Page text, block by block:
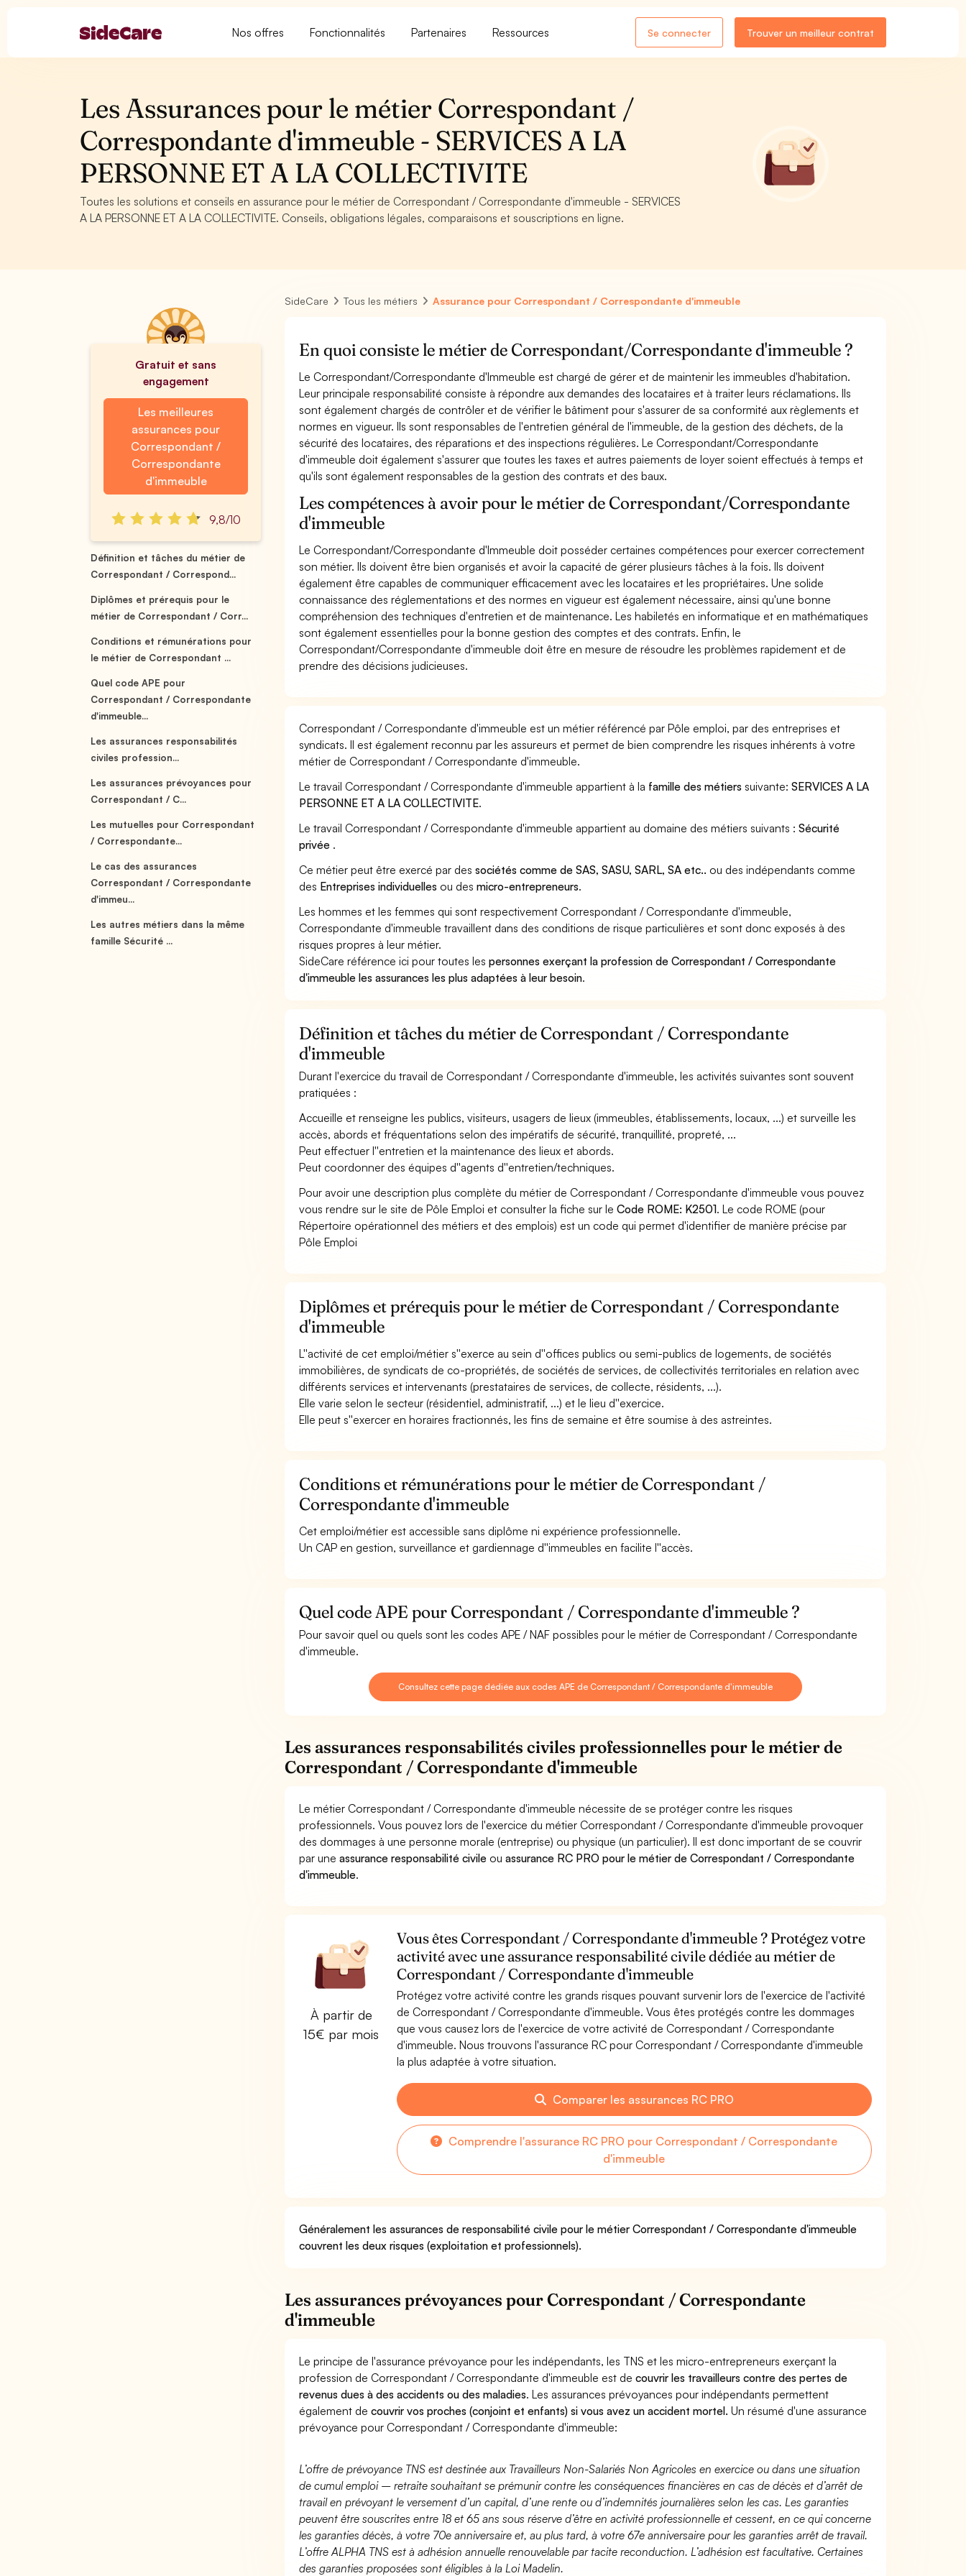
Nos offres Fonctionnalités Partenaires Ressources Se connecter Trouver un meilleur contrat
Les Assurances pour le métier Correspondant /
Correspondante d'immeuble - SERVICES A LA
PERSONNE ET A LA COLLECTIVITE
Toutes les solutions et conseils en assurance pour le métier de Correspondant / Correspondante d'immeuble - SERVICES
A LA PERSONNE ET A LA COLLECTIVITE. Conseils, obligations légales, comparaisons et souscriptions en ligne.
Gratuit et sans
engagement
Les meilleures
assurances pour
Correspondant /
Correspondante
d'immeuble
9,8/10
Définition et tâches du métier de
Correspondant / Correspond...
Diplômes et prérequis pour le
métier de Correspondant / Corr...
Conditions et rémunérations pour
le métier de Correspondant ...
Quel code APE pour
Correspondant / Correspondante
d'immeuble...
Les assurances responsabilités
civiles profession...
Les assurances prévoyances pour
Correspondant / C...
Les mutuelles pour Correspondant
/ Correspondante...
Le cas des assurances
Correspondant / Correspondante
d'immeu...
Les autres métiers dans la même
famille Sécurité ...
SideCare Tous les métiers Assurance pour Correspondant / Correspondante d'immeuble
En quoi consiste le métier de Correspondant/Correspondante d'immeuble ?
Le Correspondant/Correspondante d'Immeuble est chargé de gérer et de maintenir les immeubles d'habitation.
Leur principale responsabilité consiste à répondre aux demandes des locataires et à traiter leurs réclamations. Ils
sont également chargés de contrôler et de vérifier le bâtiment pour s'assurer de sa conformité aux règlements et
normes en vigueur. Ils sont responsables de l'entretien général de l'immeuble, de la gestion des déchets, de la
sécurité des locataires, des réparations et des inspections régulières. Le Correspondant/Correspondante
d'immeuble doit également s'assurer que toutes les taxes et autres paiements de loyer soient effectués à temps et
qu'ils sont également responsables de la gestion des contrats et des baux.
Les compétences à avoir pour le métier de Correspondant/Correspondante
d'immeuble
Le Correspondant/Correspondante d'Immeuble doit posséder certaines compétences pour exercer correctement
son métier. Ils doivent être bien organisés et avoir la capacité de gérer plusieurs tâches à la fois. Ils doivent
également être capables de communiquer efficacement avec les locataires et les propriétaires. Une solide
connaissance des réglementations et des normes en vigueur est également nécessaire, ainsi qu'une bonne
compréhension des techniques d'entretien et de maintenance. Les habiletés en informatique et en mathématiques
sont également essentielles pour la bonne gestion des comptes et des contrats. Enfin, le
Correspondant/Correspondante d'immeuble doit être en mesure de résoudre les problèmes rapidement et de
prendre des décisions judicieuses.
Correspondant / Correspondante d'immeuble est un métier référencé par Pôle emploi, par des entreprises et
syndicats. Il est également reconnu par les assureurs et permet de bien comprendre les risques inhérents à votre
métier de Correspondant / Correspondante d'immeuble.
Le travail Correspondant / Correspondante d'immeuble appartient à la famille des métiers suivante:SERVICES A LA
PERSONNE ET A LA COLLECTIVITE.
Le travail Correspondant / Correspondante d'immeuble appartient au domaine des métiers suivants :Sécurité
privée .
Ce métier peut être exercé par dessociétés comme de SAS, SASU, SARL, SA etc.. ou des indépendants comme
des Entreprises individuelles ou desmicro-entrepreneurs.
Les hommes et les femmes qui sont respectivement Correspondant / Correspondante d'immeuble,
Correspondante d'immeuble travaillent dans des conditions de risque particulières et sont donc exposés à des
risques propres à leur métier.
SideCare référence ici pour toutes lespersonnes exerçant la profession de Correspondant / Correspondante
d'immeuble les assurances les plus adaptées à leur besoin.
Définition et tâches du métier de Correspondant / Correspondante
d'immeuble
Durant l'exercice du travail de Correspondant / Correspondante d'immeuble, les activités suivantes sont souvent
pratiquées :
Accueille et renseigne les publics, visiteurs, usagers de lieux (immeubles, établissements, locaux, ...) et surveille les
accès, abords et fréquentations selon des impératifs de sécurité, tranquillité, propreté, ...
Peut effectuer l''entretien et la maintenance des lieux et abords.
Peut coordonner des équipes d''agents d''entretien/techniques.
Pour avoir une description plus complète du métier de Correspondant / Correspondante d'immeuble vous pouvez
vous rendre sur le site de Pôle Emploi et consulter la fiche sur leCode ROME: K2501. Le code ROME (pour
Répertoire opérationnel des métiers et des emplois) est un code qui permet d'identifier de manière précise par
Pôle Emploi
Diplômes et prérequis pour le métier de Correspondant / Correspondante
d'immeuble
L''activité de cet emploi/métier s''exerce au sein d''offices publics ou semi-publics de logements, de sociétés
immobilières, de syndicats de co-propriétés, de sociétés de services, de collectivités territoriales en relation avec
différents services et intervenants (prestataires de services, de collecte, résidents, ...).
Elle varie selon le secteur (résidentiel, administratif, ...) et le lieu d''exercice.
Elle peut s''exercer en horaires fractionnés, les fins de semaine et être soumise à des astreintes.
Conditions et rémunérations pour le métier de Correspondant /
Correspondante d'immeuble
Cet emploi/métier est accessible sans diplôme ni expérience professionnelle.
Un CAP en gestion, surveillance et gardiennage d''immeubles en facilite l''accès.
Quel code APE pour Correspondant / Correspondante d'immeuble ?
Pour savoir quel ou quels sont les codes APE / NAF possibles pour le métier de Correspondant / Correspondante
d'immeuble.
Consultez cette page dédiée aux codes APE de Correspondant / Correspondante d'immeuble
Les assurances responsabilités civiles professionnelles pour le métier de
Correspondant / Correspondante d'immeuble
Le métier Correspondant / Correspondante d'immeuble nécessite de se protéger contre les risques
professionnels. Vous pouvez lors de l'exercice du métier Correspondant / Correspondante d'immeuble provoquer
des dommages à une personne morale (entreprise) ou physique (un particulier). Il est donc important de se couvrir
par uneassurance responsabilité civile ouassurance RC PRO pour le métier de Correspondant / Correspondante
d'immeuble.
À partir de
15€ par mois
Vous êtes Correspondant / Correspondante d'immeuble ? Protégez votre
activité avec une assurance responsabilité civile dédiée au métier de
Correspondant / Correspondante d'immeuble
Protégez votre activité contre les grands risques pouvant survenir lors de l'exercice de l'activité
de Correspondant / Correspondante d'immeuble. Vous êtes protégés contre les dommages
que vous causez lors de l'exercice de votre activité de Correspondant / Correspondante
d'immeuble. Nous trouvons l'assurance RC pour Correspondant / Correspondante d'immeuble
la plus adaptée à votre situation.
Comparer les assurances RC PRO
Comprendre l'assurance RC PRO pour Correspondant / Correspondante
d'immeuble
Généralement les assurances de responsabilité civile pour le métier Correspondant / Correspondante d'immeuble
couvrent les deux risques (exploitation et professionnels).
Les assurances prévoyances pour Correspondant / Correspondante
d'immeuble
Le principe de l'assurance prévoyance pour les indépendants, les TNS et les micro-entrepreneurs exerçant la
profession de Correspondant / Correspondante d'immeuble est decouvrir les travailleurs contre des pertes de
revenus dues à des accidents ou des maladies. Les assurances prévoyances pour indépendants permettent
également decouvrir vos proches (conjoint et enfants) si vous avez un accident mortel. Un résumé d'une assurance
prévoyance pour Correspondant / Correspondante d'immeuble:
L’offre de prévoyance TNS est destinée aux Travailleurs Non-Salariés Non Agricoles en exercice ou dans une situation
de cumul emploi – retraite souhaitant se prémunir contre les conséquences financières en cas de décès et d’arrêt de
travail en prévoyant le versement d’un capital, d’une rente ou d’indemnités journalières selon les cas. Les garanties
peuvent être souscrites entre 18 et 65 ans sous réserve d’être en activité professionnelle et cessent, en ce qui concerne
les garanties décès, à votre 70e anniversaire et, au plus tard, à votre 67e anniversaire pour les garanties arrêt de travail.
L’offre ALPHA TNS est à adhésion annuelle renouvelable par tacite reconduction. L’adhésion est facultative. Certaines
des garanties proposées sont éligibles à la Loi Madelin.